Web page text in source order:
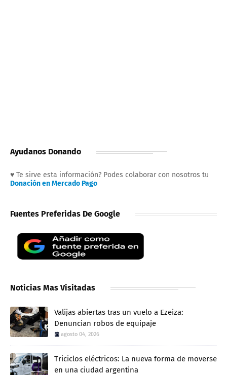
Ayudanos Donando
♥ Te sirve esta información? Podes colaborar con nosotros tu
Donación en Mercado Pago
Fuentes Preferidas De Google
Noticias Mas Visitadas
Valijas abiertas tras un vuelo a Ezeiza:
Denuncian robos de equipaje
agosto 04, 2026
Triciclos eléctricos: La nueva forma de moverse
en una ciudad argentina